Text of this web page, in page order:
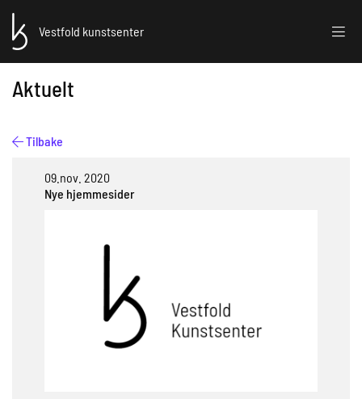
Vestfold kunstsenter
Aktuelt
Tilbake
09.nov. 2020
Nye hjemmesider